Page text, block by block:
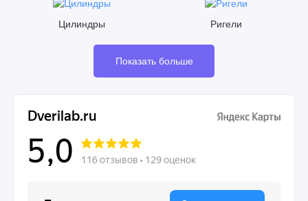
Цилиндры Ригели
Показать больше